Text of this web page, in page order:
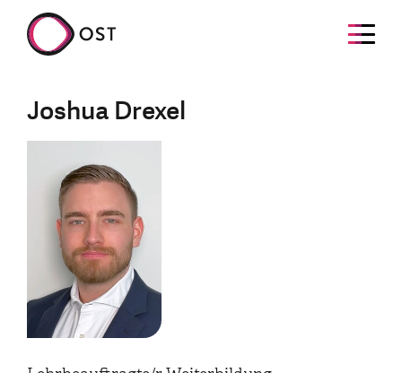
Joshua Drexel